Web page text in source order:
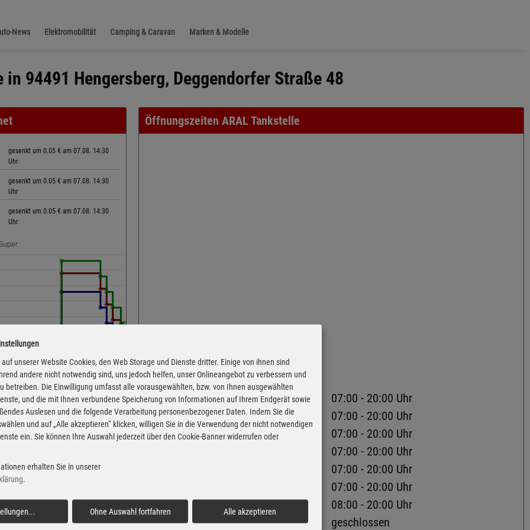
News Elektromobilität Camping & Caravan Marken & Modelle
94491 Hengersberg, Deggendorfer Straße 48
gesenkt um 0.05 € am 07.08. 14:30
Uhr
gesenkt um 0.05 € am 07.08. 14:30
Uhr
gesenkt um 0.05 € am 07.08. 14:30
Uhr
der Markttransparenzstelle
Informationsdienst,
übernehmen. Alle
der jeweiligen
Öffnungszeiten ARAL Tankstelle
Deggendorfer Straße 48
94491 Hengersberg
Montag
07:00 - 20:00 Uhr
Dienstag
07:00 - 20:00 Uhr
Mittwoch
07:00 - 20:00 Uhr
07:00 - 20:00 Uhr
07:00 - 20:00 Uhr
07:00 - 20:00 Uhr
Sonntag
08:00 - 20:00 Uhr
Feiertag
geschlossen
unserer Website Cookies, den Web Storage und Dienste dritter. Einige von ihnen sind
andere nicht notwendig sind, uns jedoch helfen, unser Onlineangebot zu verbessern und
betreiben. Die Einwilligung umfasst alle vorausgewählten, bzw. von Ihnen ausgewählten
und die mit Ihnen verbundene Speicherung von Informationen auf Ihrem Endgerät sowie
Auslesen und die folgende Verarbeitung personenbezogener Daten. Indem Sie die
und auf „Alle akzeptieren“ klicken, willigen Sie in die Verwendung der nicht notwendigen
ein. Sie können Ihre Auswahl jederzeit über den Cookie-Banner widerrufen oder
erhalten Sie in unserer
.
... Ohne Auswahl fortfahren Alle akzeptieren